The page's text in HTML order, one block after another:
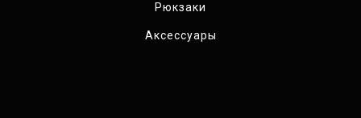
Рюкзаки
Аксессуары